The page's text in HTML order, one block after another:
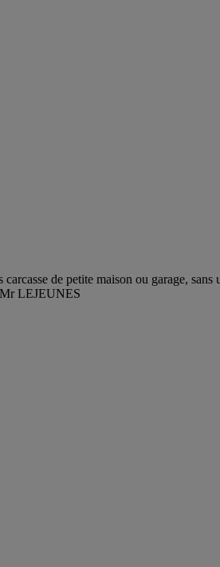
de petite maison ou garage,
Mr LEJEUNES